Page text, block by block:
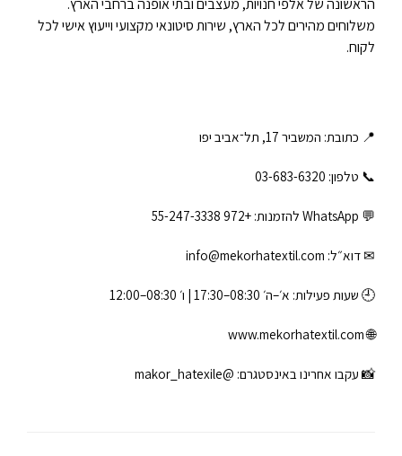
משלוחים מהירים לכל הארץ, שירות סיטונאי מקצועי וייעוץ אישי לכל
לקוח.
📍 כתובת: המשביר 17, תל־אביב יפו
📞 טלפון: ‎03-683-6320
💬 WhatsApp להזמנות: +972 55-247-3338
✉ דוא״ל: info@mekorhatextil.com
🕘 שעות פעילות: א׳–ה׳ 08:30–17:30 | ו׳ 08:30–12:00
🌐
www.mekorhatextil.com
📸 עקבו אחרינו באינסטגרם: @makor_hatexile